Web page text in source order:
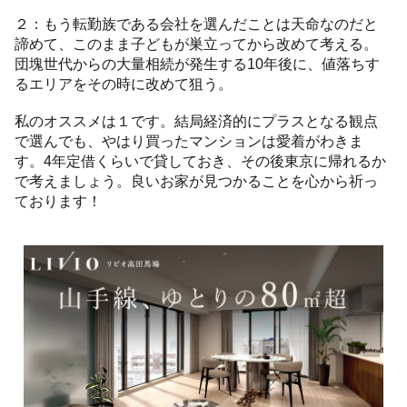
２：もう転勤族である会社を選んだことは天命なのだと
諦めて、このまま子どもが巣立ってから改めて考える。
団塊世代からの大量相続が発生する10年後に、値落ちす
るエリアをその時に改めて狙う。
私のオススメは１です。結局経済的にプラスとなる観点
で選んでも、やはり買ったマンションは愛着がわきま
す。4年定借くらいで貸しておき、その後東京に帰れるか
で考えましょう。良いお家が見つかることを心から祈っ
ております！